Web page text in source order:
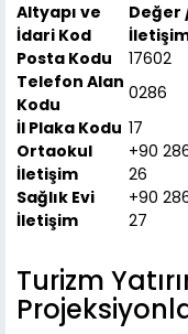
Altyapı ve
İdari Kod
Değer
Posta Kodu
17602
Telefon Alan
Kodu
0286
İl Plaka Kodu 17
Ortaokul
İletişim
+90
26
Sağlık Evi
İletişim
+90
27
Turizm